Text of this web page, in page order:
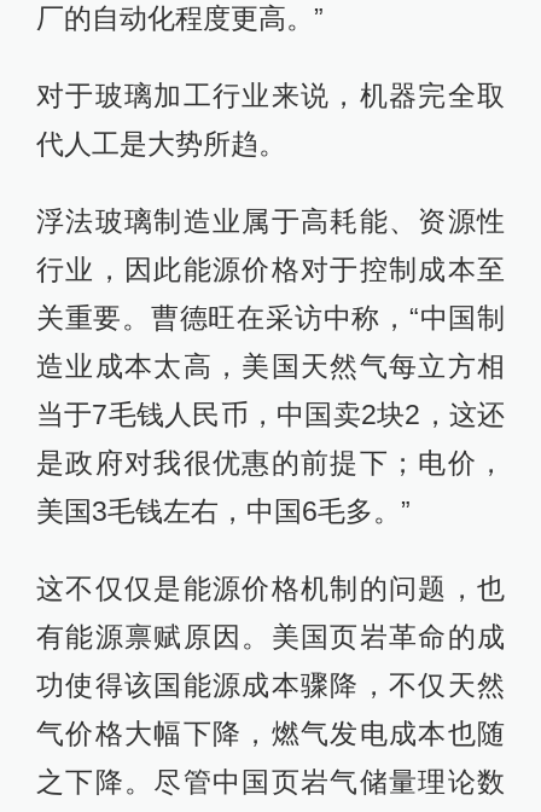
厂的自动化程度更高。”
对于玻璃加工行业来说，机器完全取
代人工是大势所趋。
浮法玻璃制造业属于高耗能、资源性
行业，因此能源价格对于控制成本至
关重要。曹德旺在采访中称，“中国制
造业成本太高，美国天然气每立方相
当于7毛钱人民币，中国卖2块2，这还
是政府对我很优惠的前提下；电价，
美国3毛钱左右，中国6毛多。”
这不仅仅是能源价格机制的问题，也
有能源禀赋原因。美国页岩革命的成
功使得该国能源成本骤降，不仅天然
气价格大幅下降，燃气发电成本也随
之下降。尽管中国页岩气储量理论数